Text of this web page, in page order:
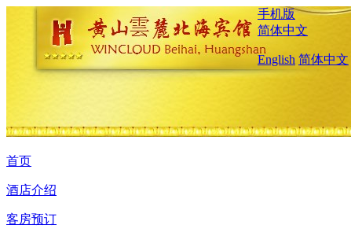
手机版
简体中文
English 简体中文
首页
酒店介绍
客房预订